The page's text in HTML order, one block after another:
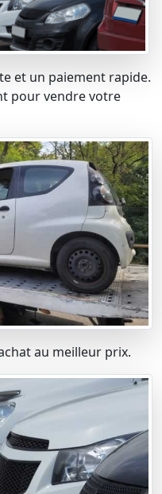
et un paiement rapide.
pour vendre votre
au meilleur prix.